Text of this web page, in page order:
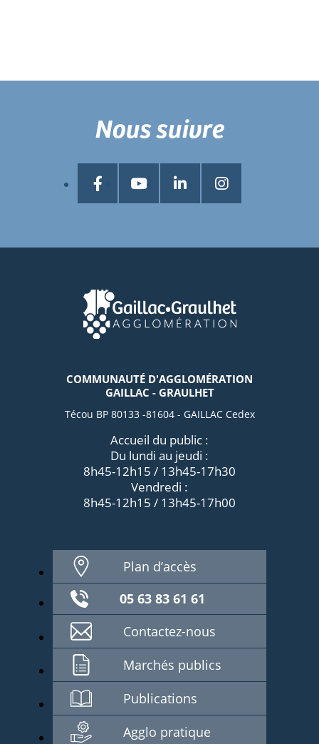
COMMUNAUTÉ D'AGGLOMÉRATION
GAILLAC - GRAULHET
Técou BP 80133 -81604 - GAILLAC Cedex
Accueil du public :
Du lundi au jeudi :
8h45-12h15 / 13h45-17h30
Vendredi :
8h45-12h15 / 13h45-17h00
Plan d’accès
05 63 83 61 61
Contactez-nous
Marchés publics
Publications
Agglo pratique
Nous suivre